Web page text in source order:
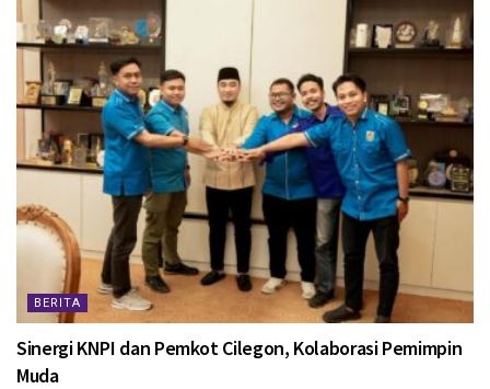
BERITA
Sinergi KNPI dan Pemkot Cilegon, Kolaborasi Pemimpin
Muda